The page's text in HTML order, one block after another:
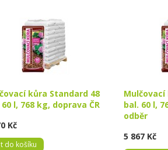
kůra Standard 48
l, 768 kg, doprava ČR
Kč
do košíku
bal. 60 l,
odběr
5 867 Kč